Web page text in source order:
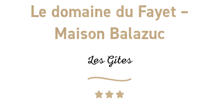
Le domaine du Fayet –
Maison Balazuc
Les Gîtes